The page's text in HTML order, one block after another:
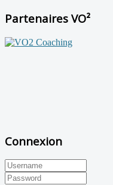
Partenaires VO²
Connexion